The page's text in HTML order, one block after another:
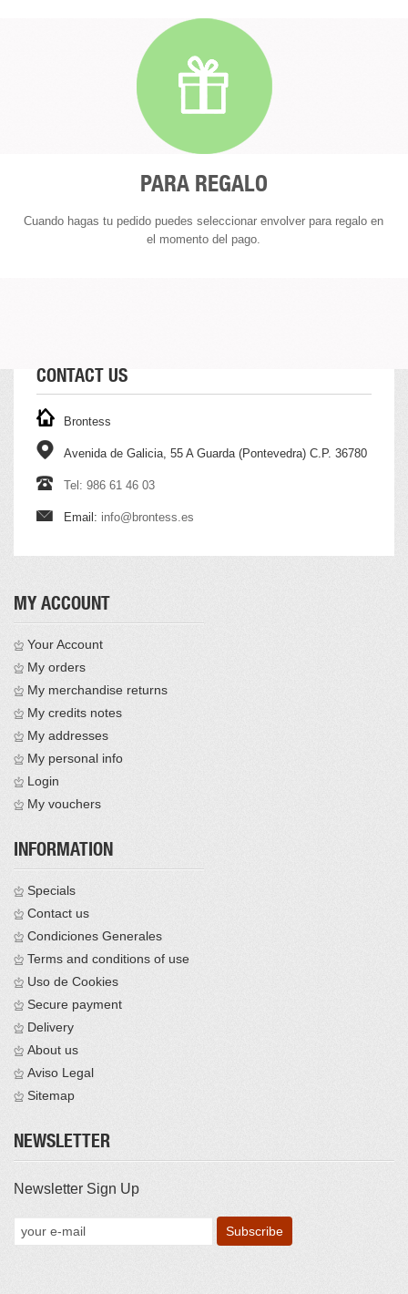
PARA REGALO
Cuando hagas tu pedido puedes seleccionar envolver para regalo en
el momento del pago.
CONTACT US
Brontess
Avenida de Galicia, 55 A Guarda (Pontevedra) C.P. 36780
Tel: 986 61 46 03
Email: info@brontess.es
MY ACCOUNT
Your Account
My orders
My merchandise returns
My credits notes
My addresses
My personal info
Login
My vouchers
INFORMATION
Specials
Contact us
Condiciones Generales
Terms and conditions of use
Uso de Cookies
Secure payment
Delivery
About us
Aviso Legal
Sitemap
NEWSLETTER
Newsletter Sign Up